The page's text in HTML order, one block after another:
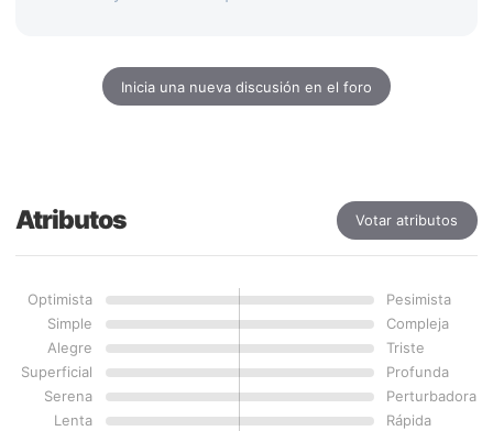
Inicia una nueva discusión en el foro
Atributos Votar atributos
Optimista
Pesimista
Simple
Compleja
Alegre
Triste
Superficial
Profunda
Serena
Perturbadora
Lenta
Rápida